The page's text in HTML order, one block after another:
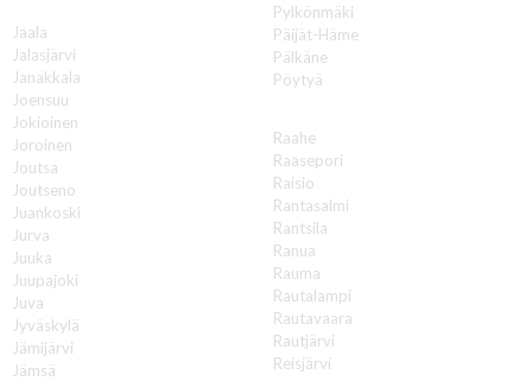
Jaala
Jalasjärvi
Janakkala
Joensuu
Jokioinen
Joroinen
Joutsa
Joutseno
Juankoski
Jurva
Juuka
Juupajoki
Juva
Jyväskylä
Jämijärvi
Jämsä
Pylkönmäki
Päijät-Häme
Pälkäne
Pöytyä
Raahe
Raasepori
Raisio
Rantasalmi
Rantsila
Ranua
Rauma
Rautalampi
Rautavaara
Rautjärvi
Reisjärvi